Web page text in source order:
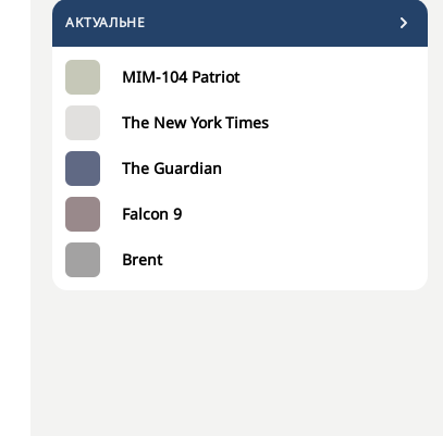
АКТУАЛЬНЕ
MIM-104 Patriot
The New York Times
The Guardian
Falcon 9
Brent